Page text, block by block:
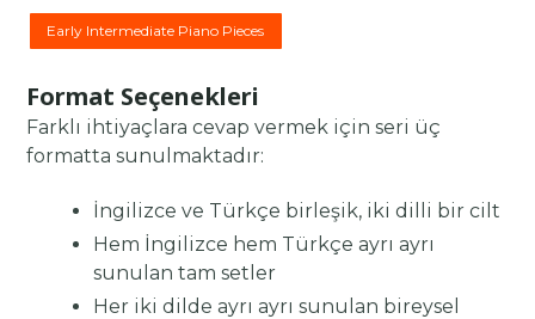
Early Intermediate Piano Pieces
Format Seçenekleri
Farklı ihtiyaçlara cevap vermek için seri üç
formatta sunulmaktadır:
İngilizce ve Türkçe birleşik, iki dilli bir cilt
Hem İngilizce hem Türkçe ayrı ayrı
sunulan tam setler
Her iki dilde ayrı ayrı sunulan bireysel